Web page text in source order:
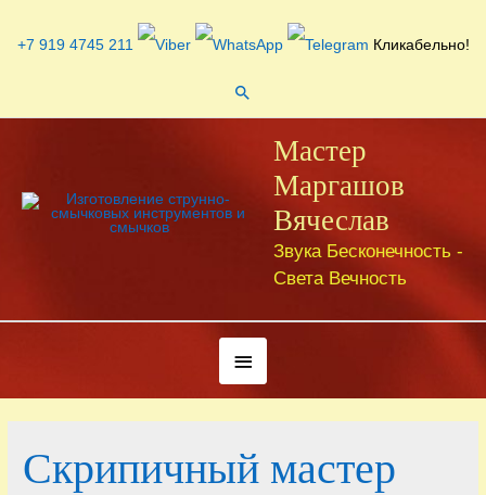
+7 919 4745 211 Кликабельно!
Поиск
Мастер
Маргашов
Вячеслав
Звука Бесконечность -
Света Вечность
Под
хедером
Скрипичный мастер